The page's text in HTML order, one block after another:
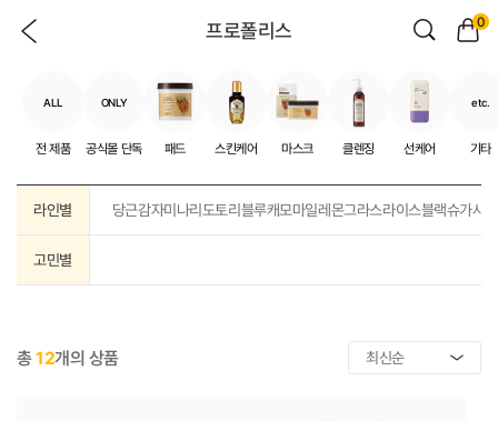
프로폴리스 0
ALL
전 제품
ONLY
공식몰 단독 패드 스킨케어 마스크 클렌징 선케어
etc.
기타
라인별 당근감자미나리도토리블루캐모마일레몬그라스라이스블랙슈가샤
고민별
총12개의 상품